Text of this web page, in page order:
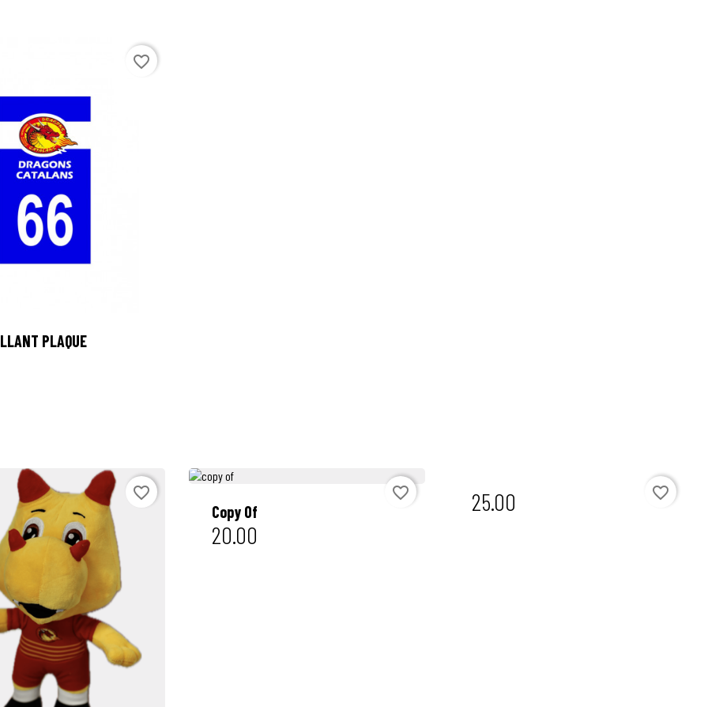
PLAQUE
favorite_border
favorite_border
Copy Of
20.00
favorite_border 
25.00 favorite_border